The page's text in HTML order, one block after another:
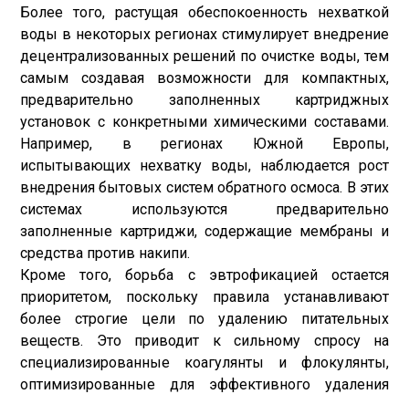
Более того, растущая обеспокоенность нехваткой
воды в некоторых регионах стимулирует внедрение
децентрализованных решений по очистке воды, тем
самым создавая возможности для компактных,
предварительно заполненных картриджных
установок с конкретными химическими составами.
Например, в регионах Южной Европы,
испытывающих нехватку воды, наблюдается рост
внедрения бытовых систем обратного осмоса. В этих
системах используются предварительно
заполненные картриджи, содержащие мембраны и
средства против накипи.
Кроме того, борьба с эвтрофикацией остается
приоритетом, поскольку правила устанавливают
более строгие цели по удалению питательных
веществ. Это приводит к сильному спросу на
специализированные коагулянты и флокулянты,
оптимизированные для эффективного удаления